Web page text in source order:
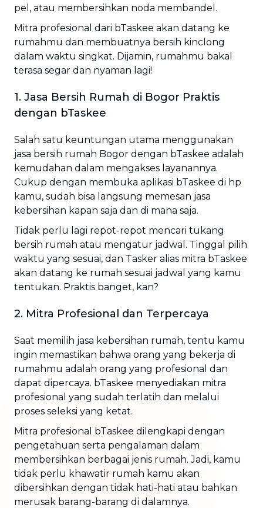
pel, atau membersihkan noda membandel.
Mitra profesional dari bTaskee akan datang ke
rumahmu dan membuatnya bersih kinclong
dalam waktu singkat. Dijamin, rumahmu bakal
terasa segar dan nyaman lagi!
1. Jasa Bersih Rumah di Bogor Praktis
dengan bTaskee
Salah satu keuntungan utama menggunakan
jasa bersih rumah Bogor dengan bTaskee adalah
kemudahan dalam mengakses layanannya.
Cukup dengan membuka aplikasi bTaskee di hp
kamu, sudah bisa langsung memesan jasa
kebersihan kapan saja dan di mana saja.
Tidak perlu lagi repot-repot mencari tukang
bersih rumah atau mengatur jadwal. Tinggal pilih
waktu yang sesuai, dan Tasker alias mitra bTaskee
akan datang ke rumah sesuai jadwal yang kamu
tentukan. Praktis banget, kan?
2. Mitra Profesional dan Terpercaya
Saat memilih jasa kebersihan rumah, tentu kamu
ingin memastikan bahwa orang yang bekerja di
rumahmu adalah orang yang profesional dan
dapat dipercaya. bTaskee menyediakan mitra
profesional yang sudah terlatih dan melalui
proses seleksi yang ketat.
Mitra profesional bTaskee dilengkapi dengan
pengetahuan serta pengalaman dalam
membersihkan berbagai jenis rumah. Jadi, kamu
tidak perlu khawatir rumah kamu akan
dibersihkan dengan tidak hati-hati atau bahkan
merusak barang-barang di dalamnya.